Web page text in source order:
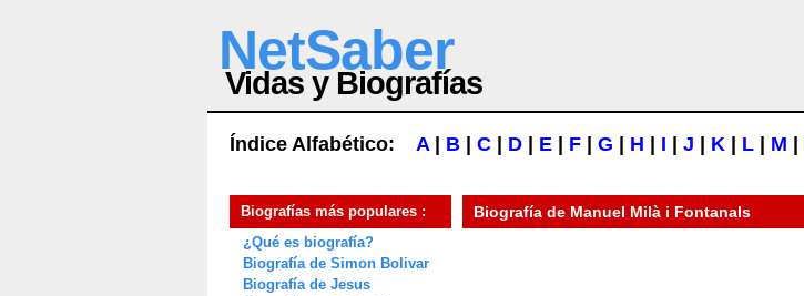
NetSaber
Vidas y Biografías
Índice Alfabético: A| B C D E F G H I J K L M
Biografías más populares :
¿Qué es biografía?
Biografía de Simon Bolivar
Biografía de Jesus
Biografía de Manuel Milà i Fontanals